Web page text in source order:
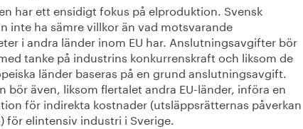
har ett ensidigt fokus på elproduktion. Svensk
inte ha sämre villkor än vad motsvarande
i andra länder inom EU har. Anslutningsavgifter bör
tanke på industrins konkurrenskraft och liksom de
länder baseras på en grund anslutningsavgift.
bör även, liksom flertalet andra EU-länder, införa en
för indirekta kostnader (utsläppsrätternas påverkan
för elintensiv industri i Sverige.